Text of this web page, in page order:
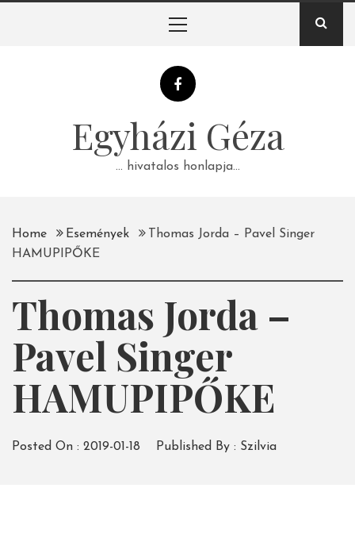
Egyházi Géza
… hivatalos honlapja…
Home Események
Thomas Jorda – Pavel Singer
HAMUPIPŐKE
Thomas Jorda –
Pavel Singer
HAMUPIPŐKE
Posted On : 2019-01-18 Published By : Szilvia